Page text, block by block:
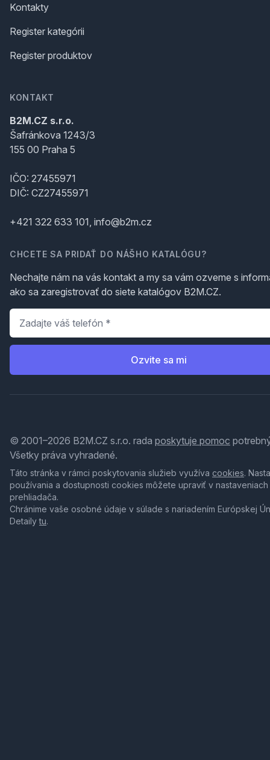
Kontakty
Register kategórii
Register produktov
KONTAKT
B2M.CZ s.r.o.
Šafránkova 1243/3
155 00 Praha 5
IČO: 27455971
DIČ: CZ27455971
+421 322 633 101, info@b2m.cz
CHCETE SA PRIDAŤ DO NÁŠHO KATALÓGU?
Nechajte nám na vás kontakt a my sa vám ozveme s
ako sa zaregistrovať do siete katalógov B2M.CZ.
Telefón
Ozvite sa mi
© 2001–2026 B2M.CZ s.r.o. rada poskytuje pomoc
Všetky práva vyhradené.
Táto stránka v rámci poskytovania služieb využíva cookies.
používania a dostupnosti cookies môžete upraviť v nastaveniach
prehliadača.
Chránime vaše osobné údaje v súlade s nariadením Európskej
Detailytu.